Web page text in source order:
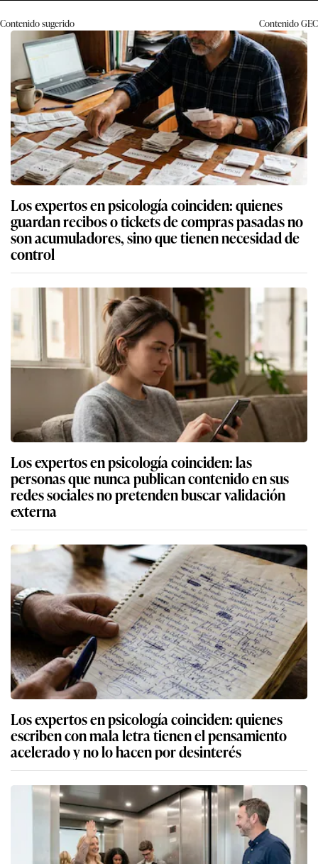
Contenido sugerido ContenidoGEC
Los expertos en psicología coinciden: quienes
guardan recibos o tickets de compras pasadas no
son acumuladores, sino que tienen necesidad de
control
Los expertos en psicología coinciden: las
personas que nunca publican contenido en sus
redes sociales no pretenden buscar validación
externa
Los expertos en psicología coinciden: quienes
escriben con mala letra tienen el pensamiento
acelerado y no lo hacen por desinterés